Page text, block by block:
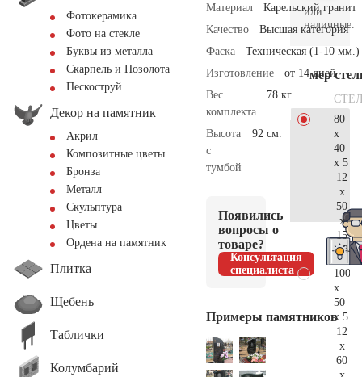
Фотокерамика
Фото на стекле
Буквы из металла
Скарпель и Позолота
Пескоструй
Декор на памятник
Акрил
Композитные цветы
Бронза
Металл
Скульптура
Цветы
Ордена на памятник
Плитка
Щебень
Таблички
Колумбарий
Материал
Карельский гранит
Качество
Высшая категория
Фаска
Техническая (1-10 мм.)
Изготовление
от 14 дней
Вес
комплекта
78 кг.
Высота
с
тумбой
92 см.
Появились
вопросы о
товаре?
Консультация
специалиста
Примеры памятников
или
наличные.
Размер
80
x
40
x 5
12
x
50
x
15
100
x
50
x 5
12
x
60